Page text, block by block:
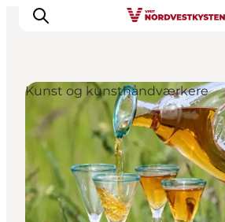
Feriesteder
Inspiration
Handicapvenlig ferie
Events
Kunst og kunsthåndværkere